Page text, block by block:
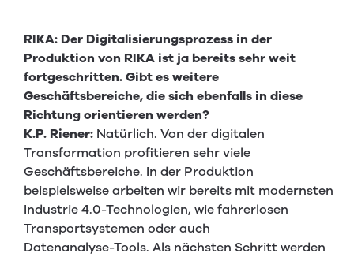
RIKA: Der Digitalisierungsprozess in der
Produktion von RIKA ist ja bereits sehr weit
fortgeschritten. Gibt es weitere
Geschäftsbereiche, die sich ebenfalls in diese
Richtung orientieren werden?
K.P. Riener: Natürlich. Von der digitalen
Transformation profitieren sehr viele
Geschäftsbereiche. In der Produktion
beispielsweise arbeiten wir bereits mit modernsten
Industrie 4.0-Technologien, wie fahrerlosen
Transportsystemen oder auch
Datenanalyse-Tools. Als nächsten Schritt werden